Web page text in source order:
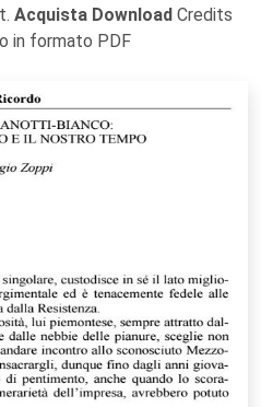
Acquista Download Credits
in formato PDF